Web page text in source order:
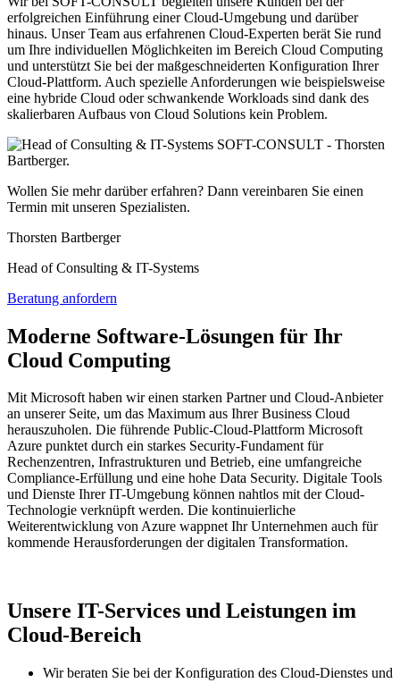
erfolgreichen Einführung einer Cloud-Umgebung und darüber
hinaus. Unser Team aus erfahrenen Cloud-Experten berät Sie rund
um Ihre individuellen Möglichkeiten im Bereich Cloud Computing
und unterstützt Sie bei der maßgeschneiderten Konfiguration Ihrer
Cloud-Plattform. Auch spezielle Anforderungen wie beispielsweise
eine hybride Cloud oder schwankende Workloads sind dank des
skalierbaren Aufbaus von Cloud Solutions kein Problem.
Wollen Sie mehr darüber erfahren? Dann vereinbaren Sie einen
Termin mit unseren Spezialisten.
Thorsten Bartberger
Head of Consulting & IT-Systems
Beratung anfordern
Moderne Software-Lösungen für Ihr
Cloud Computing
Mit Microsoft haben wir einen starken Partner und Cloud-Anbieter
an unserer Seite, um das Maximum aus Ihrer Business Cloud
herauszuholen. Die führende Public-Cloud-Plattform Microsoft
Azure punktet durch ein starkes Security-Fundament für
Rechenzentren, Infrastrukturen und Betrieb, eine umfangreiche
Compliance-Erfüllung und eine hohe Data Security. Digitale Tools
und Dienste Ihrer IT-Umgebung können nahtlos mit der Cloud-
Technologie verknüpft werden. Die kontinuierliche
Weiterentwicklung von Azure wappnet Ihr Unternehmen auch für
kommende Herausforderungen der digitalen Transformation.
Unsere IT-Services und Leistungen im
Cloud-Bereich
Wir beraten Sie bei der Konfiguration des Cloud-Dienstes und